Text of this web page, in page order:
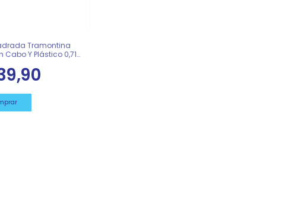
Tramontina
Cabo Y Plástico 0,71